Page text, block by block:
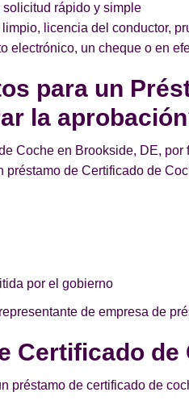
rápido y simple
licencia del conductor,
electrónico, un cheque o en
para un
la
Coche en Brookside, DE,
de Certificado de
por el gobierno
de empresa de
Certificado
préstamo de certificado de